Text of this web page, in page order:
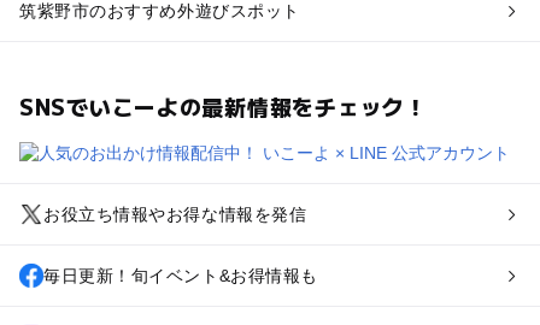
筑紫野市のおすすめ外遊びスポット
SNSでいこーよの最新情報をチェック！
お役立ち情報やお得な情報を発信
毎日更新！旬イベント&お得情報も